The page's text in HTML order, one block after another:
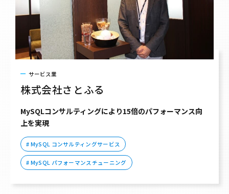
株式会社さとふる
サービス業
MySQLコンサルティングにより15倍のパフォーマンス向
上を実現
# MySQL コンサルティングサービス
# MySQL パフォーマンスチューニング